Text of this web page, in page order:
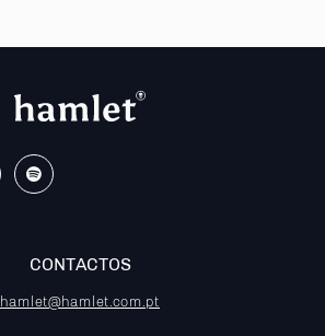
CONTACTOS
hamlet@hamlet.com.pt